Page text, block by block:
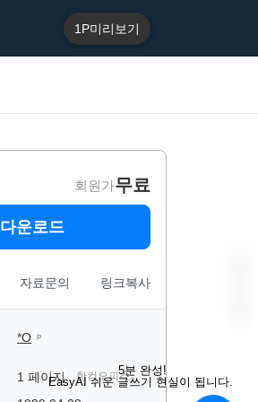
1P미리보기
회원가무료
다운로드
자료문의 링크복사
*O P
1 페이지 한컴오피스5분 완성!
EasyAI 쉬운 글쓰기 현실이 됩니다.